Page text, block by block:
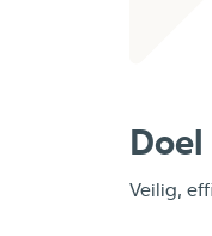
Doel
Veilig,